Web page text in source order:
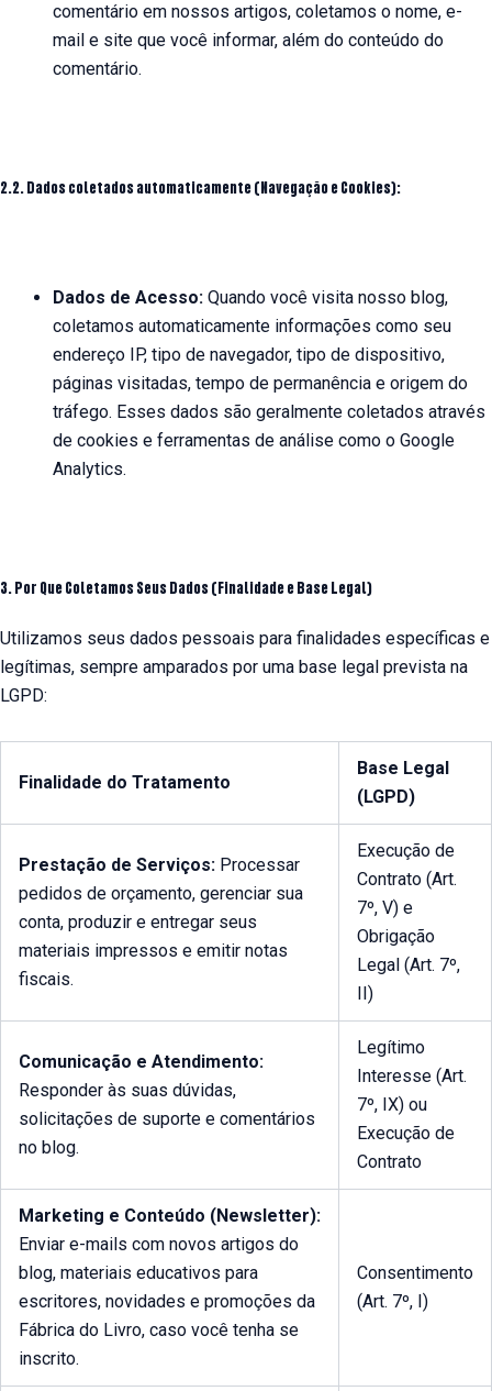
comentário em nossos artigos, coletamos o nome, e-
mail e site que você informar, além do conteúdo do
comentário.
2.2. Dados coletados automaticamente (Navegação e Cookies):
Dados de Acesso: Quando você visita nosso blog,
coletamos automaticamente informações como seu
endereço IP, tipo de navegador, tipo de dispositivo,
páginas visitadas, tempo de permanência e origem do
tráfego. Esses dados são geralmente coletados através
de cookies e ferramentas de análise como o Google
Analytics.
3. Por Que Coletamos Seus Dados (Finalidade e Base Legal)
Utilizamos seus dados pessoais para finalidades específicas e
legítimas, sempre amparados por uma base legal prevista na
LGPD:
Finalidade do Tratamento
Base Legal
(LGPD)
Prestação de Serviços: Processar
pedidos de orçamento, gerenciar sua
conta, produzir e entregar seus
materiais impressos e emitir notas
fiscais.
Execução de
Contrato (Art.
7º, V) e
Obrigação
Legal (Art. 7º,
II)
Comunicação e Atendimento:
Responder às suas dúvidas,
solicitações de suporte e comentários
no blog.
Legítimo
Interesse (Art.
7º, IX) ou
Execução de
Contrato
Marketing e Conteúdo (Newsletter):
Enviar e-mails com novos artigos do
blog, materiais educativos para
escritores, novidades e promoções da
Fábrica do Livro, caso você tenha se
inscrito.
Consentimento
(Art. 7º, I)